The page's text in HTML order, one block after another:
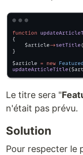
Le titre sera "
n'était pas prévu.
Solution
Pour respecter le